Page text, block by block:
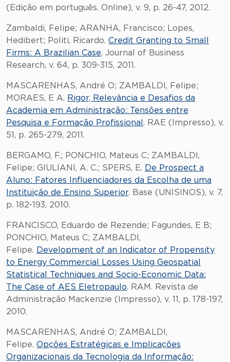
(Edição em português. Online), v. 9, p. 26-47, 2012.
Zambaldi, Felipe; ARANHA, Francisco; Lopes,
Hedibert; Politi, Ricardo. Credit Granting to Small
Firms: A Brazilian Case. Journal of Business
Research, v. 64, p. 309-315, 2011.
MASCARENHAS, André O; ZAMBALDI, Felipe;
MORAES, E A. Rigor, Relevância e Desafios da
Academia em Administração: Tensões entre
Pesquisa e Formação Profissional . RAE (Impresso), v.
51, p. 265-279, 2011.
BERGAMO, F.; PONCHIO, Mateus C; ZAMBALDI,
Felipe; GIULIANI, A. C.; SPERS, E. De Prospect a
Aluno: Fatores Influenciadores da Escolha de uma
Instituição de Ensino Superior. Base (UNISINOS), v. 7,
p. 182-193, 2010.
FRANCISCO, Eduardo de Rezende; Fagundes, E B;
PONCHIO, Mateus C; ZAMBALDI,
Felipe. Development of an Indicator of Propensity
to Energy Commercial Losses Using Geospatial
Statistical Techniques and Socio-Economic Data:
The Case of AES Eletropaulo. RAM. Revista de
Administração Mackenzie (Impresso), v. 11, p. 178-197,
2010.
MASCARENHAS, André O; ZAMBALDI,
Felipe. Opções Estratégicas e Implicações
Organizacionais da Tecnologia da Informação: